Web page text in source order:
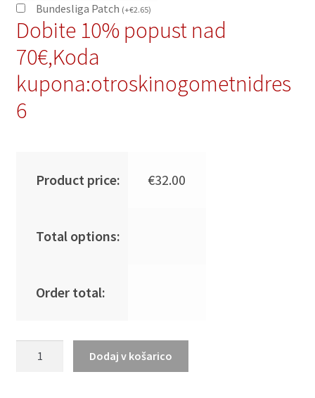
Bundesliga Patch (+€2.65)
Dobite 10% popust nad
70€,Koda
kupona:otroskinogometnidres
6
Product price: €32.00
Total options:
Order total:
Dodaj v košarico